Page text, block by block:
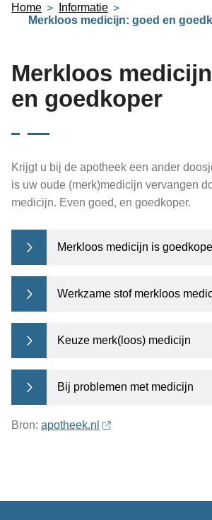
Home
Informatie
Merkloos medicijn: goed en
Merkloos
en goedkoper
Krijgt u bij de apotheek een ander
is uw oude (merk)medicijn vervangen
medicijn. Even goed, en goedkoper.
Merkloos medicijn is
Werkzame stof merkloos
Keuze merk(loos) medicijn
Bij problemen met medicijn
Bron: apotheek.nl